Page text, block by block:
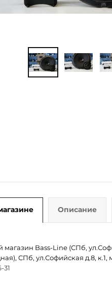
Описание
Bass-Line (СПб,
СПб, ул.Софийская д.8,
31